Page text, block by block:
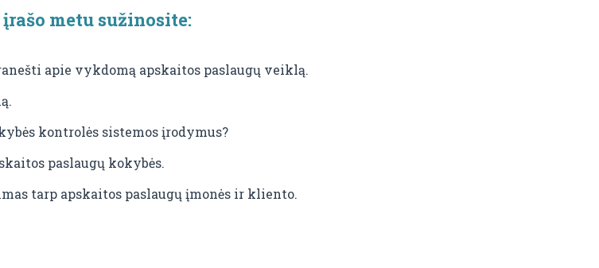
metu sužinosite:
apie vykdomą apskaitos paslaugų veiklą.
kontrolės sistemos įrodymus?
paslaugų kokybės.
tarp apskaitos paslaugų įmonės ir kliento.